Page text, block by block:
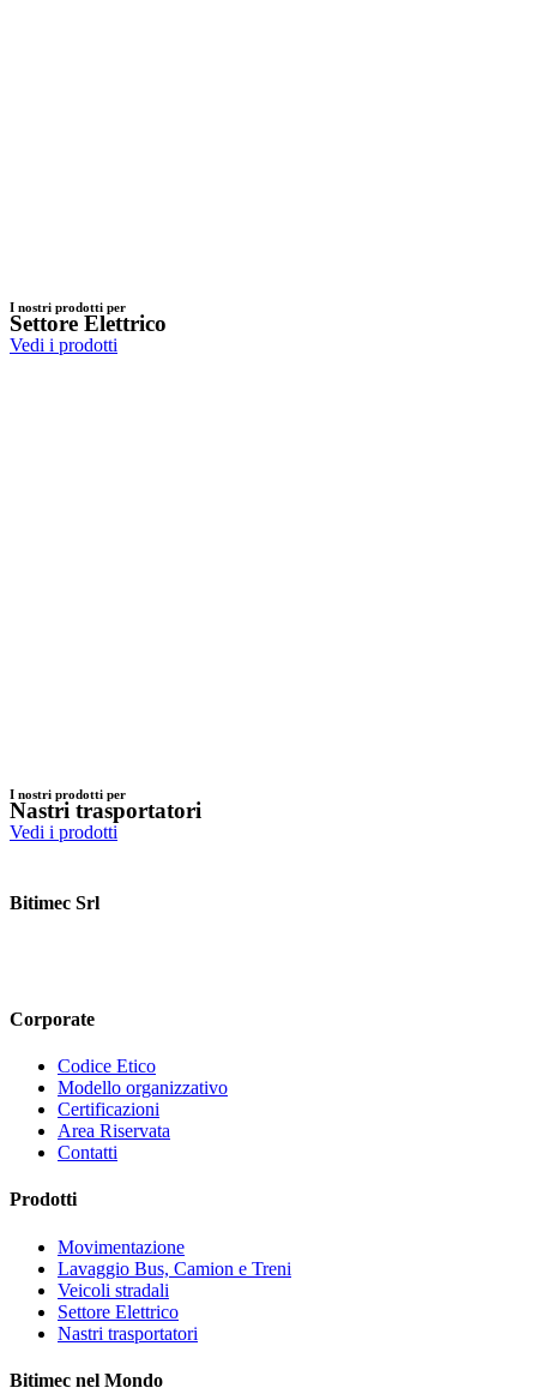
I nostri prodotti per
Settore Elettrico
Vedi i prodotti
I nostri prodotti per
Nastri trasportatori
Vedi i prodotti
Bitimec Srl
Corporate
Codice Etico
Modello organizzativo
Certificazioni
Area Riservata
Contatti
Prodotti
Movimentazione
Lavaggio Bus, Camion e Treni
Veicoli stradali
Settore Elettrico
Nastri trasportatori
Bitimec nel Mondo